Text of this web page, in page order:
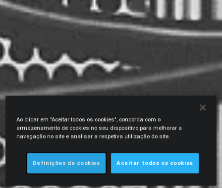
Ao clicar em "Aceitar todos os cookies", concorda com o
armazenamento de cookies no seu dispositivo para melhorar a
navegação no site e analisar a respetiva utilização do site.
Definições de cookies Aceitar todos os cookies